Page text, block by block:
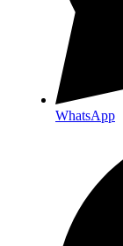
WhatsApp